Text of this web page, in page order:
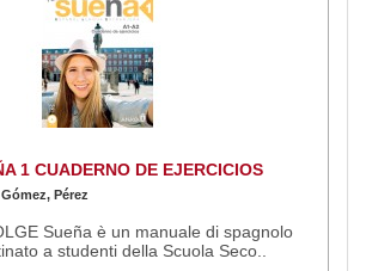
1 CUADERNO DE EJERCICIOS
Pérez
Sueña è un manuale di spagnolo
a studenti della Scuola Seco..